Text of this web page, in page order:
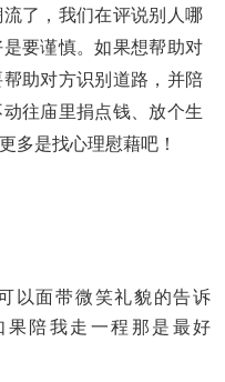
了，我们在评说别人哪
要谨慎。如果想帮助对
助对方识别道路，并陪
往庙里捐点钱、放个生
多是找心理慰藉吧！
以面带微笑礼貌的告诉
陪我走一程那是最好